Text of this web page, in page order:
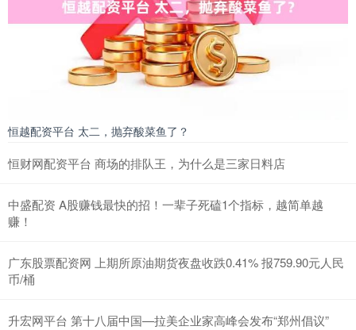
恒越配资平台 太二，抛弃酸菜鱼了？
恒财网配资平台 商场的排队王，为什么是三家日料店
中盛配资 A股赚钱最快的招！一辈子死磕1个指标，越简单越
赚！
广东股票配资网 上期所原油期货夜盘收跌0.41% 报759.90元人民
币/桶
升宏网平台 第十八届中国—拉美企业家高峰会发布“郑州倡议”